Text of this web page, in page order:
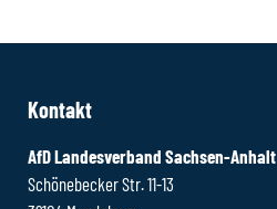
Kontakt
AfD Landesverband Sachsen-Anhalt
Schönebecker Str. 11-13